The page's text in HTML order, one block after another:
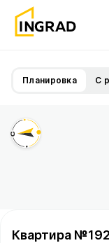
Планировка С
Квартира